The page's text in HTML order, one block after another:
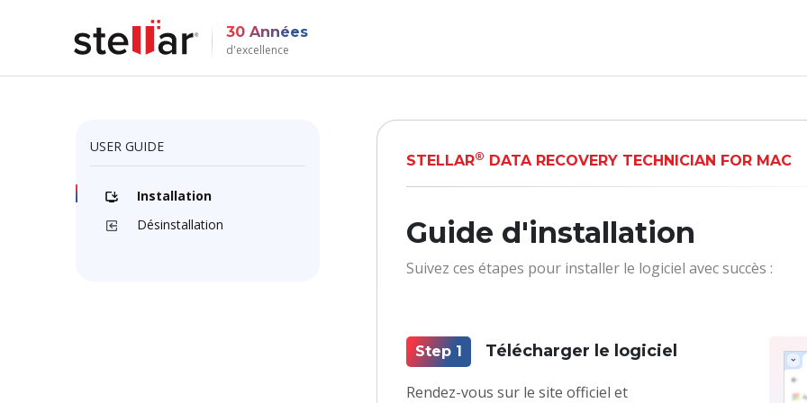
30 Années
d'excellence
USER GUIDE
Installation
Désinstallation
STELLAR® DATA RECOVERY TECHNICIAN FOR MAC
Guide d'installation
Suivez ces étapes pour installer le logiciel avec succès :
Step 1 Télécharger le logiciel
Rendez-vous sur le site officiel et